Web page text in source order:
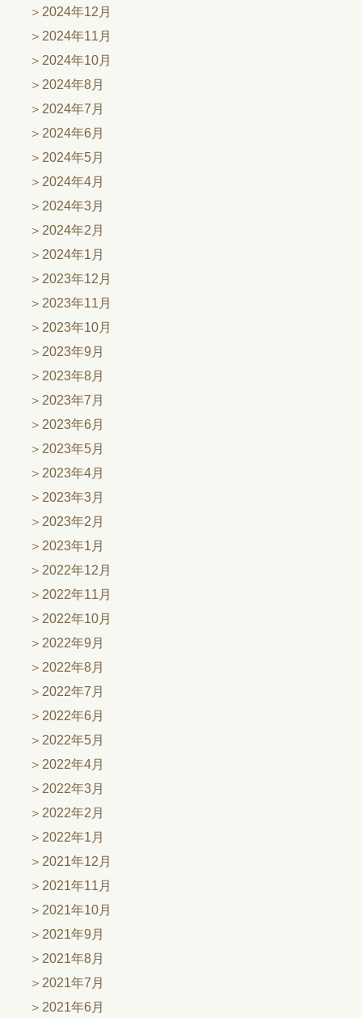
2024年12月
2024年11月
2024年10月
2024年8月
2024年7月
2024年6月
2024年5月
2024年4月
2024年3月
2024年2月
2024年1月
2023年12月
2023年11月
2023年10月
2023年9月
2023年8月
2023年7月
2023年6月
2023年5月
2023年4月
2023年3月
2023年2月
2023年1月
2022年12月
2022年11月
2022年10月
2022年9月
2022年8月
2022年7月
2022年6月
2022年5月
2022年4月
2022年3月
2022年2月
2022年1月
2021年12月
2021年11月
2021年10月
2021年9月
2021年8月
2021年7月
2021年6月